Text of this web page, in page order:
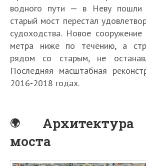
водного пути — в Неву пошли
старый мост перестал
судоходства. Новое
метра ниже по течению, а
рядом со старым, не
Последняя масштабная
2016-2018 годах.
моста